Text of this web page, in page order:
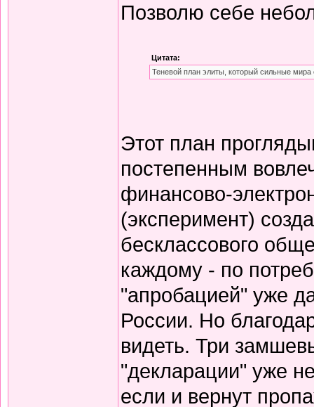
Позволю себе
Цитата:
Теневой план элиты, который сильные мира
Этот план
постепенным
финансово-
(эксперимент)
бесклассового
каждому - по
"апробацией" уже
России. Но
видеть. Три
"декларации" уже
если и вернут